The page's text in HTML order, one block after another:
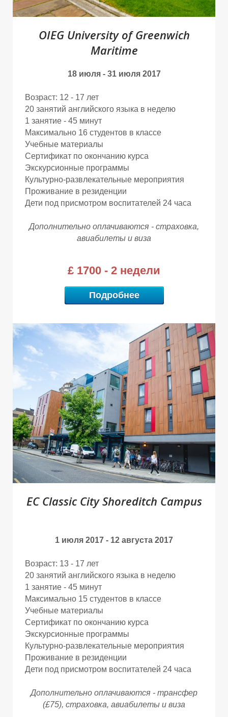
D
Т
У
D
Т
У
OIEG University of Greenwich
Maritime
18 июля - 31 июля 2017
Возраст: 12 - 17 лет
20 занятий английского языка в неделю
1 занятие - 45 минут
Максимально 16 студентов в классе
Учебные материалы
Сертификат по окончанию курса
Экскурсионные программы
Культурно-развлекательные мероприятия
Проживание в резиденции
Дети под присмотром воспитателей 24 часа
Дополнительно оплачиваются - страховка,
авиабилеты и виза
£ 1700 - 2 недели
Подробнее
EC Classic City Shoreditch Campus
1 июля 2017 - 12 августа 2017
Возраст: 13 - 17 лет
20 занятий английского языка в неделю
1 занятие - 45 минут
Максимально 15 студентов в классе
Учебные материалы
Сертификат по окончанию курса
Экскурсионные программы
Культурно-развлекательные мероприятия
Проживание в резиденции
Дети под присмотром воспитателей 24 часа
Дополнительно оплачиваются - трансфер
(£75), страховка, авиабилеты и виза
D
Т
У